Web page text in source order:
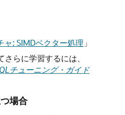
ャ: SIMDベクター処理 」
らに学習するには、
チューニング・ガイド
場合